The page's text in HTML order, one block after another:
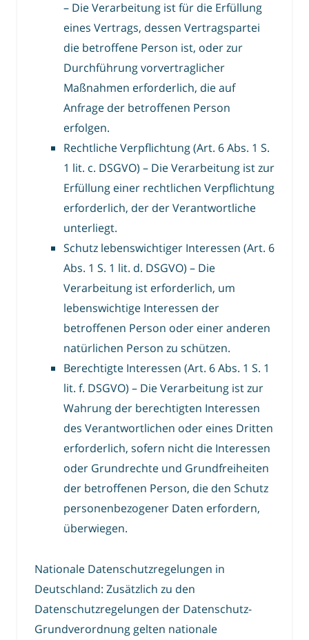
– Die Verarbeitung ist für die Erfüllung
eines Vertrags, dessen Vertragspartei
die betroffene Person ist, oder zur
Durchführung vorvertraglicher
Maßnahmen erforderlich, die auf
Anfrage der betroffenen Person
erfolgen.
Rechtliche Verpflichtung (Art. 6 Abs. 1 S.
1 lit. c. DSGVO) – Die Verarbeitung ist zur
Erfüllung einer rechtlichen Verpflichtung
erforderlich, der der Verantwortliche
unterliegt.
Schutz lebenswichtiger Interessen (Art. 6
Abs. 1 S. 1 lit. d. DSGVO) – Die
Verarbeitung ist erforderlich, um
lebenswichtige Interessen der
betroffenen Person oder einer anderen
natürlichen Person zu schützen.
Berechtigte Interessen (Art. 6 Abs. 1 S. 1
lit. f. DSGVO) – Die Verarbeitung ist zur
Wahrung der berechtigten Interessen
des Verantwortlichen oder eines Dritten
erforderlich, sofern nicht die Interessen
oder Grundrechte und Grundfreiheiten
der betroffenen Person, die den Schutz
personenbezogener Daten erfordern,
überwiegen.
Nationale Datenschutzregelungen in
Deutschland: Zusätzlich zu den
Datenschutzregelungen der Datenschutz-
Grundverordnung gelten nationale